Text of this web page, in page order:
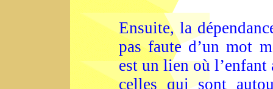
Ensuite, la
pas faute d’un mot
est un lien où l’enfant
celles qui sont